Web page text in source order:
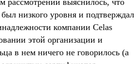
низкого уровня и подтверждал
компании Celas
этой организации и
в нем ничего не говорилось (а